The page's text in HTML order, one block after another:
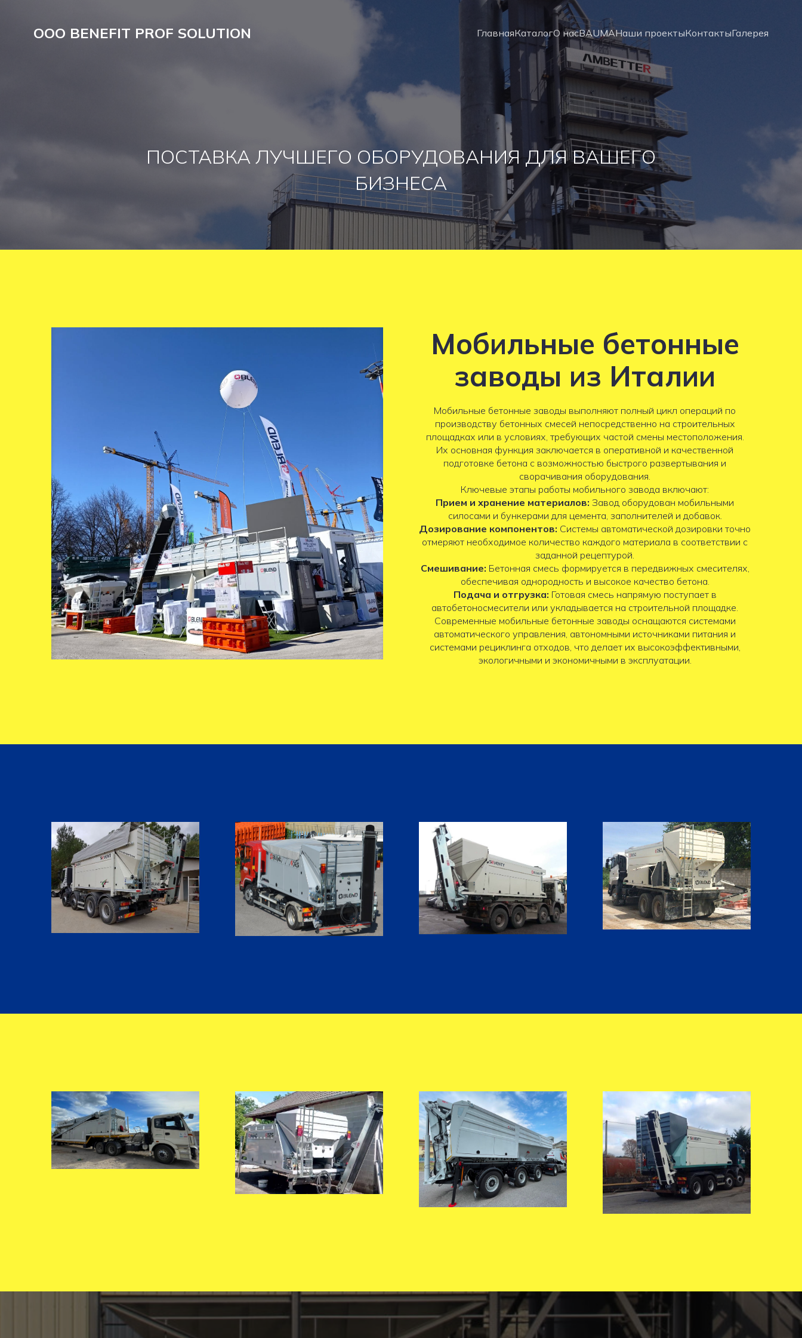
OOO BENEFIT PROF SOLUTION ГлавнаяКаталогО насBAUMAНаши проектыКонтактыГалерея
ПОСТАВКА ЛУЧШЕГО ОБОРУДОВАНИЯ ДЛЯ ВАШЕГО
БИЗНЕСА
Мобильные бетонные
заводы из Италии
Мобильные бетонные заводы выполняют полный цикл операций по
производству бетонных смесей непосредственно на строительных
площадках или в условиях, требующих частой смены местоположения.
Их основная функция заключается в оперативной и качественной
подготовке бетона с возможностью быстрого развертывания и
сворачивания оборудования.
Ключевые этапы работы мобильного завода включают:
Прием и хранение материалов: Завод оборудован мобильными
силосами и бункерами для цемента, заполнителей и добавок.
Дозирование компонентов: Системы автоматической дозировки точно
отмеряют необходимое количество каждого материала в соответствии с
заданной рецептурой.
Смешивание: Бетонная смесь формируется в передвижных смесителях,
обеспечивая однородность и высокое качество бетона.
Подача и отгрузка: Готовая смесь напрямую поступает в
автобетоносмесители или укладывается на строительной площадке.
Современные мобильные бетонные заводы оснащаются системами
автоматического управления, автономными источниками питания и
системами рециклинга отходов, что делает их высокоэффективными,
экологичными и экономичными в эксплуатации.